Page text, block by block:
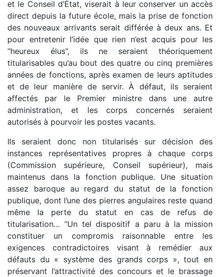
et le Conseil d’État, viserait à leur conserver un accès
direct depuis la future école, mais la prise de fonction
des nouveaux arrivants serait différée à deux ans. Et
pour entretenir l’idée que rien n’est acquis pour les
“heureux élus”, ils ne seraient théoriquement
titularisables qu’au bout des quatre ou cinq premières
années de fonctions, après examen de leurs aptitudes
et de leur manière de servir. À défaut, ils seraient
affectés par le Premier ministre dans une autre
administration, et les corps concernés seraient
autorisés à pourvoir les postes vacants.
Ils seraient donc non titularisés sur décision des
instances représentatives propres à chaque corps
(Commission supérieure, Conseil supérieur), mais
maintenus dans la fonction publique. Une situation
assez baroque au regard du statut de la fonction
publique, dont l’une des pierres angulaires reste quand
même la perte du statut en cas de refus de
titularisation… “Un tel dispositif a paru à la mission
constituer un compromis raisonnable entre les
exigences contradictoires visant à remédier aux
défauts du « système des grands corps », tout en
préservant l’attractivité des concours et le brassage